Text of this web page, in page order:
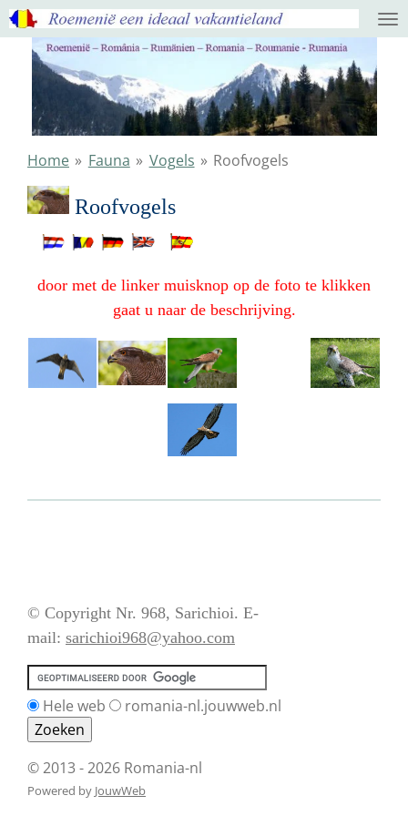
Ga
direct
naar
hoofdinhoud
Home » Fauna » Vogels » Roofvogels
Roofvogels
door met de linker muisknop op de foto te klikken
gaat u naar de beschrijving.
© Copyright Nr. 968, Sarichioi. E-
mail: sarichioi968@yahoo.com
Hele web romania-nl.jouwweb.nl
© 2013 - 2026 Romania-nl
Powered by JouwWeb